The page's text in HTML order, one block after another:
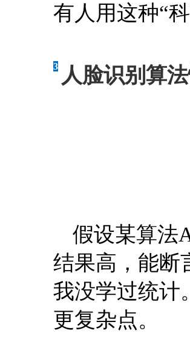
有人用这种“
3 人脸识别算
假设某算法
结果高，能断
我没学过统计
更复杂点。